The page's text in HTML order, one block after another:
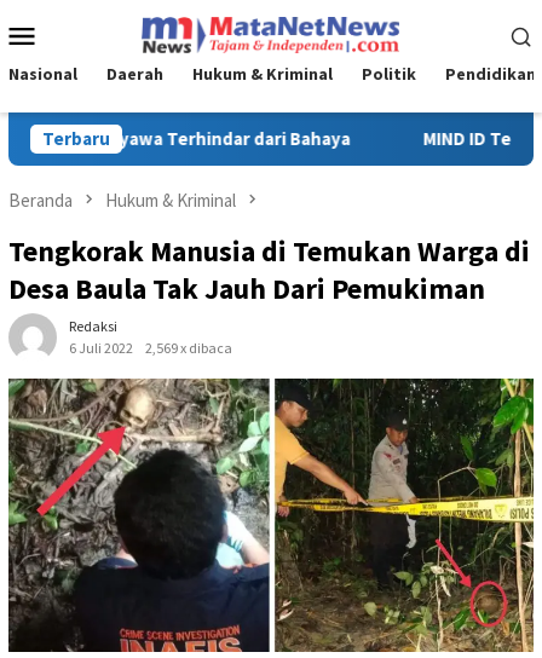
ke
Mobile
Nasional Daerah Hukum & Kriminal Politik Pendidikan
Terbaru
MIND ID Tegaskan Dukungan Penuh Bagi PT Vale di
Beranda Hukum & Kriminal
Tengkorak Manusia di Temukan Warga di
Desa Baula Tak Jauh Dari Pemukiman
Redaksi
6 Juli 2022
2,569 x dibaca